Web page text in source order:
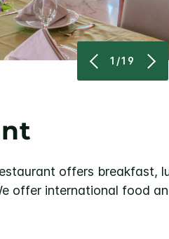
1/19
offers breakfast,
offer international food